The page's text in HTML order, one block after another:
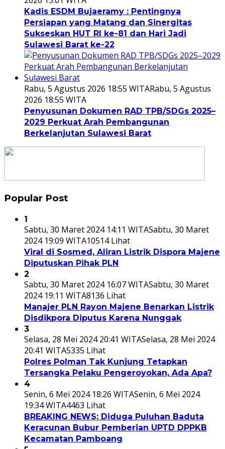
Kadis ESDM Bujaeramy : Pentingnya
Persiapan yang Matang dan Sinergitas
Sukseskan HUT RI ke-81 dan Hari Jadi
Sulawesi Barat ke-22
Rabu, 5 Agustus 2026 18:55 WITARabu, 5 Agustus
2026 18:55 WITA
Penyusunan Dokumen RAD TPB/SDGs 2025–
2029 Perkuat Arah Pembangunan
Berkelanjutan Sulawesi Barat
Popular Post
1
Sabtu, 30 Maret 2024 14:11 WITASabtu, 30 Maret
2024 19:09 WITA10514 Lihat
Viral di Sosmed, Aliran Listrik Dispora Majene
Diputuskan Pihak PLN
2
Sabtu, 30 Maret 2024 16:07 WITASabtu, 30 Maret
2024 19:11 WITA8136 Lihat
Manajer PLN Rayon Majene Benarkan Listrik
Disdikpora Diputus Karena Nunggak
3
Selasa, 28 Mei 2024 20:41 WITASelasa, 28 Mei 2024
20:41 WITA5335 Lihat
Polres Polman Tak Kunjung Tetapkan
Tersangka Pelaku Pengeroyokan, Ada Apa?
4
Senin, 6 Mei 2024 18:26 WITASenin, 6 Mei 2024
19:34 WITA4463 Lihat
BREAKING NEWS: Diduga Puluhan Baduta
Keracunan Bubur Pemberian UPTD DPPKB
Kecamatan Pamboang